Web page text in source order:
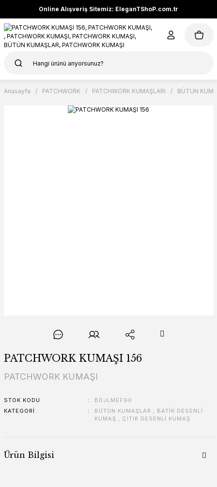
Online Alışveriş Sitemiz: EleganTShoP.com.tr
Anasayfa PATCHWORK PATCHWORK KUMAŞLARI BÜTÜN
PATCHWORK KUMAŞI 156
PATCHWORK KUMAŞI
STOK KODU
BDJLMEF90
KATEGORI
BÜTÜN KUMAŞLAR , BATİK DESENLİ
KUMAŞ , ÇITIR DESENLİ KUMAŞ
Ürün Bilgisi